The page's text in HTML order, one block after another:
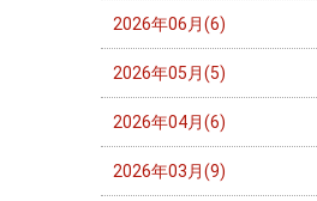
2026年06月(6)
2026年05月(5)
2026年04月(6)
2026年03月(9)